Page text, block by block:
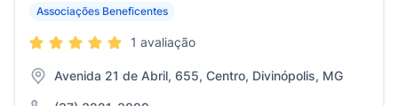
Associações Beneficentes
1 avaliação
Avenida 21 de Abril, 655, Centro, Divinópolis, MG